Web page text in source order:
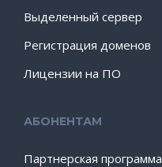
Выделенный сервер
Регистрация доменов
Лицензии на ПО
АБОНЕНТАМ
Партнерская программа